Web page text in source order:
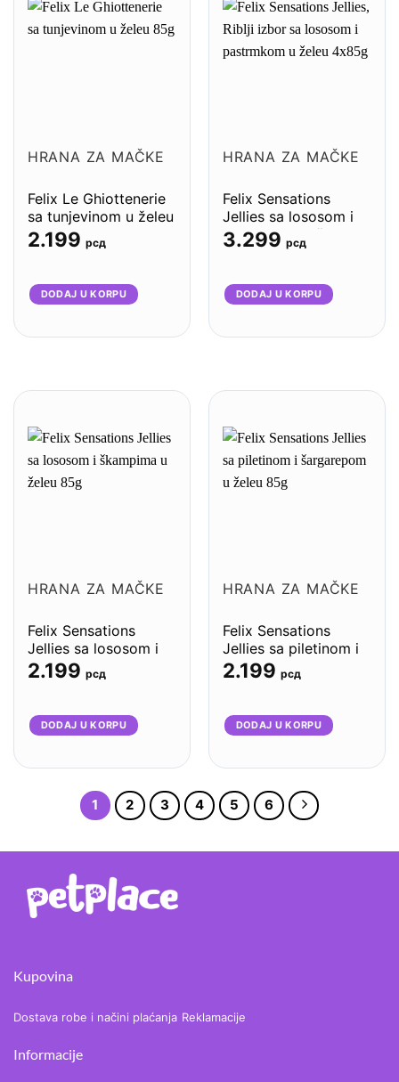
HRANA ZA MAČKE
Felix Le Ghiottenerie
sa tunjevinom u želeu
85g – 26komada
2.199 рсд
DODAJ U KORPU
HRANA ZA MAČKE
Felix Sensations
Jellies sa lososom i
pastrmkom u želeu
4x85g – 12komada
3.299 рсд
DODAJ U KORPU
HRANA ZA MAČKE
Felix Sensations
Jellies sa lososom i
škampima u želeu
85g – 26 komada
2.199 рсд
DODAJ U KORPU
HRANA ZA MAČKE
Felix Sensations
Jellies sa piletinom i
šargarepom u želeu
85g – 26komada
2.199 рсд
DODAJ U KORPU
1 2 3 4 5 6
Kupovina
Dostava robe i načini plaćanja Reklamacije
Informacije